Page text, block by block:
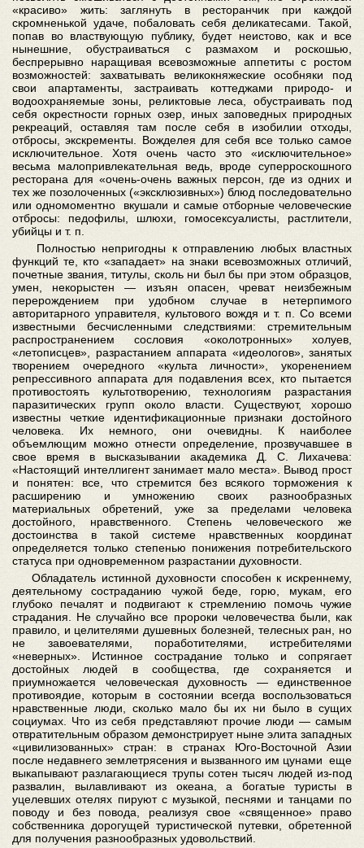
«красиво» жить: заглянуть в ресторанчик при каждой
скромненькой удаче, побаловать себя деликатесами. Такой,
попав во властвующую публику, будет неистово, как и все
нынешние, обустраиваться с размахом и роскошью,
беспрерывно наращивая всевозможные аппетиты с ростом
возможностей: захватывать великокняжеские особняки под
свои апартаменты, застраивать коттеджами природо- и
водоохраняемые зоны, реликтовые леса, обустраивать под
себя окрестности горных озер, иных заповедных природных
рекреаций, оставляя там после себя в изобилии отходы,
отбросы, экскременты. Вожделея для себя все только самое
исключительное. Хотя очень часто это «исключительное»
весьма малопривлекательная ведь, вроде суперроскошного
ресторана для «очень-очень важных персон, где из одних и
тех же позолоченных («эксклюзивных») блюд последовательно
или одномоментно вкушали и самые отборные человеческие
отбросы: педофилы, шлюхи, гомосексуалисты, растлители,
убийцы и т. п.
Полностью непригодны к отправлению любых властных
функций те, кто «западает» на знаки всевозможных отличий,
почетные звания, титулы, сколь ни был бы при этом образцов,
умен, некорыстен — изъян опасен, чреват неизбежным
перерождением при удобном случае в нетерпимого
авторитарного управителя, культового вождя и т. п. Со всеми
известными бесчисленными следствиями: стремительным
распространением сословия «околотронных» холуев,
«летописцев», разрастанием аппарата «идеологов», занятых
творением очередного «культа личности», укоренением
репрессивного аппарата для подавления всех, кто пытается
противостоять культотворению, технологиям разрастания
паразитических групп около власти. Существуют, хорошо
известны четкие идентификационные признаки достойного
человека. Их немного, они очевидны. К наиболее
объемлющим можно отнести определение, прозвучавшее в
свое время в высказывании академика Д. С. Лихачева:
«Настоящий интеллигент занимает мало места». Вывод прост
и понятен: все, что стремится без всякого торможения к
расширению и умножению своих разнообразных
материальных обретений, уже за пределами человека
достойного, нравственного. Степень человеческого же
достоинства в такой системе нравственных координат
определяется только степенью понижения потребительского
статуса при одновременном разрастании духовности.
Обладатель истинной духовности способен к искреннему,
деятельному состраданию чужой беде, горю, мукам, его
глубоко печалят и подвигают к стремлению помочь чужие
страдания. Не случайно все пророки человечества были, как
правило, и целителями душевных болезней, телесных ран, но
не завоевателями, поработителями, истребителями
«неверных». Истинное сострадание только и сопрягает
достойных людей в сообщества, где сохраняется и
приумножается человеческая духовность — единственное
противоядие, которым в состоянии всегда воспользоваться
нравственные люди, сколько мало бы их ни было в сущих
социумах. Что из себя представляют прочие люди — самым
отвратительным образом демонстрирует ныне элита западных
«цивилизованных» стран: в странах Юго-Восточной Азии
после недавнего землетрясения и вызванного им цунами еще
выкапывают разлагающиеся трупы сотен тысяч людей из-под
развалин, вылавливают из океана, а богатые туристы в
уцелевших отелях пируют с музыкой, песнями и танцами по
поводу и без повода, реализуя свое «священное» право
собственника дорогущей туристической путевки, обретенной
для получения разнообразных удовольствий.